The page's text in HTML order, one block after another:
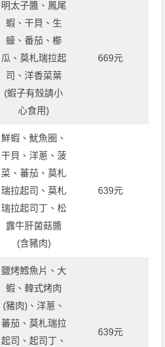
明太子醬、鳳尾
蝦、干貝、生
蠔、番茄、櫛
瓜、莫札瑞拉起
司、洋香菜葉
(蝦子有殼請小
心食用)
669元
鮮蝦、魷魚圈、
干貝、洋蔥、菠
菜、蕃茄、莫札
瑞拉起司、莫札
瑞拉起司丁、松
露牛肝菌菇醬
(含豬肉)
639元
鹽烤鱈魚片、大
蝦、韓式烤肉
(豬肉)、洋蔥、
蕃茄、莫札瑞拉
起司、起司丁、
639元